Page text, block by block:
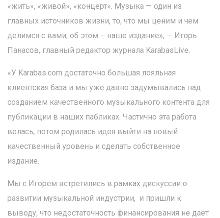
«жить», «живой», «концерт». Музыка — один из
главных источников жизни, то, что мы ценим и чем
делимся с вами, об этом – наше издание», — Игорь
Панасов, главный редактор журнала KarabasLive.
«У Karabas.com достаточно большая лояльная
клиентская база и мы уже давно задумывались над
созданием качественного музыкального контента для
публикации в наших пабликах. Частично эта работа
велась, потом родилась идея выйти на новый
качественный уровень и сделать собственное
издание.
Мы с Игорем встретились в рамках дискуссии о
развитии музыкальной индустрии, и пришли к
выводу, что недостаточность финансирования не дает